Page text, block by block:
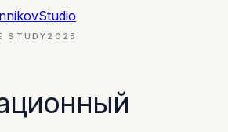
Studio
STUDY 2025